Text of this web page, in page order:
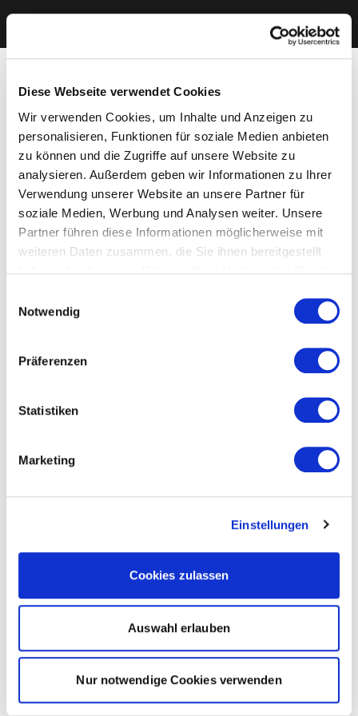
Diese Webseite verwendet Cookies
Wir verwenden Cookies, um Inhalte und Anzeigen zu
personalisieren, Funktionen für soziale Medien anbieten
zu können und die Zugriffe auf unsere Website zu
analysieren. Außerdem geben wir Informationen zu Ihrer
Verwendung unserer Website an unsere Partner für
soziale Medien, Werbung und Analysen weiter. Unsere
Partner führen diese Informationen möglicherweise mit
weiteren Daten zusammen, die Sie ihnen bereitgestellt
Cookies, wenn Sie unsere Webseite weiterhin nutzen.
Notwendig
Präferenzen
Statistiken
Marketing
Einstellungen
Cookies zulassen
Auswahl erlauben
Nur notwendige Cookies verwenden